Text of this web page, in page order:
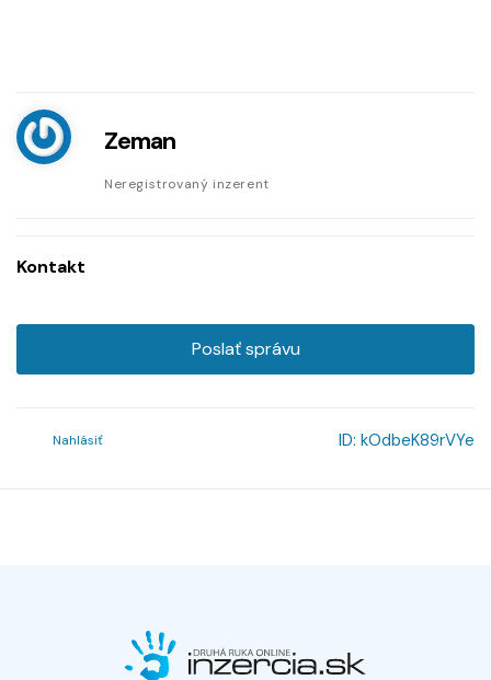
Zeman
Neregistrovaný inzerent
Kontakt
Poslať správu
Nahlásiť ID: kOdbeK89rVYe